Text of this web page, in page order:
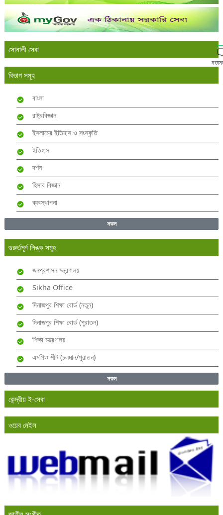
সোনালী সেবা
বিভাগ সমূহ
বাংলা
রাষ্ট্রবিজ্ঞান
ইসলামের ইতিহাস ও সংস্কৃতি
ইতিহাস
দর্শন
হিসাব বিজ্ঞান
ব্যবস্থাপনা
সকল
গুরুর্তপূর্ন লিঙ্ক সমূহ
জনপ্রশাসন মন্ত্রণালয়
Sikha Office
দিনাজপুর শিক্ষা বোর্ড (নতুন)
দিনাজপুর শিক্ষা বোর্ড (পুরাতন)
শিক্ষা মন্ত্রণালয়
এমপিও শীট (চলমান/পুরাতন)
সকল
কেন্দ্রীয় ই-সেবা
ওয়েব মেইল